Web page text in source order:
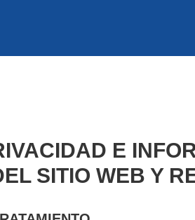
E
SITIO WEB Y